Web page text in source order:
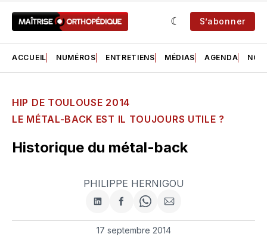
S’abonner
ACCUEIL NUMÉROS ENTRETIENS MÉDIAS AGENDA NOS
HIP DE TOULOUSE 2014
LE MÉTAL-BACK EST IL TOUJOURS UTILE ?
Historique du métal-back
PHILIPPE HERNIGOU
Partager
sur
LinkedIn
Partager
sur
Facebook
Share
on
WhatsApp
Partager
par
courriel
17 septembre 2014